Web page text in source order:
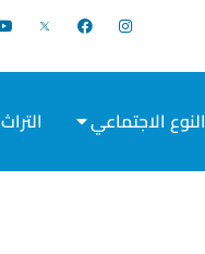
النوع الاجتماعي التراث